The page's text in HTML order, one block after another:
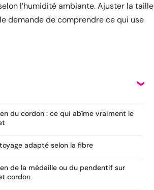
l’humidité ambiante. Ajuster la taille
demande de comprendre ce qui use
du cordon : ce qui abîme vraiment le
adapté selon la fibre
de la médaille ou du pendentif sur
cordon